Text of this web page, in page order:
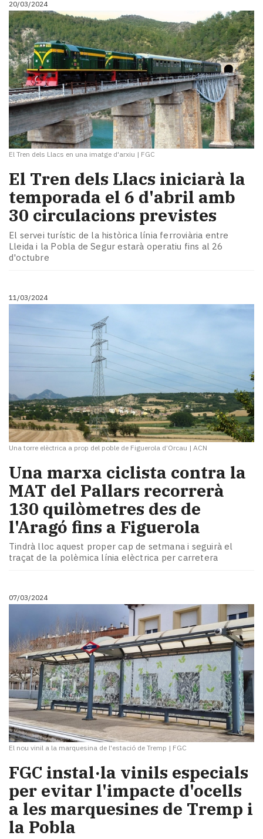
i
turisme
Cultura
Esports
Mai
tant!
TV
i
mitjans
El
temps
Reportatges
Entrevistes
Enquestes
A
escena!
Dis
la
teva!
newsletter
del
patrocinat
llegit...
Editorial
20/03/2024
El Tren dels Llacs en una imatge d'arxiu | FGC
El Tren dels Llacs iniciarà la
temporada el 6 d'abril amb
30 circulacions previstes
El servei turístic de la històrica línia ferroviària entre
Lleida i la Pobla de Segur estarà operatiu fins al 26
d'octubre
11/03/2024
Una torre elèctrica a prop del poble de Figuerola d’Orcau | ACN
Una marxa ciclista contra la
MAT del Pallars recorrerà
130 quilòmetres des de
l'Aragó fins a Figuerola
Tindrà lloc aquest proper cap de setmana i seguirà el
traçat de la polèmica línia elèctrica per carretera
07/03/2024
El nou vinil a la marquesina de l'estació de Tremp | FGC
​FGC instal·la vinils especials
per evitar l'impacte d'ocells
a les marquesines de Tremp i
la Pobla